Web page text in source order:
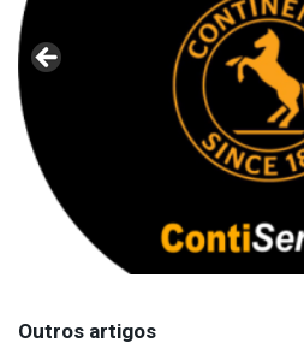
Outros artigos